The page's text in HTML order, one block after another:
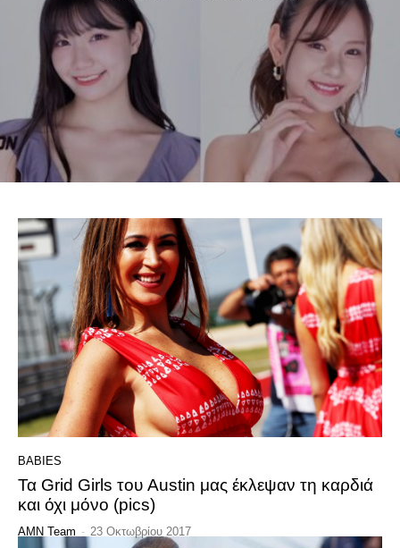
BABIES
Τα Grid Girls του Austin μας έκλεψαν τη καρδιά
και όχι μόνο (pics)
AMN Team - 23 Οκτωβρίου 2017